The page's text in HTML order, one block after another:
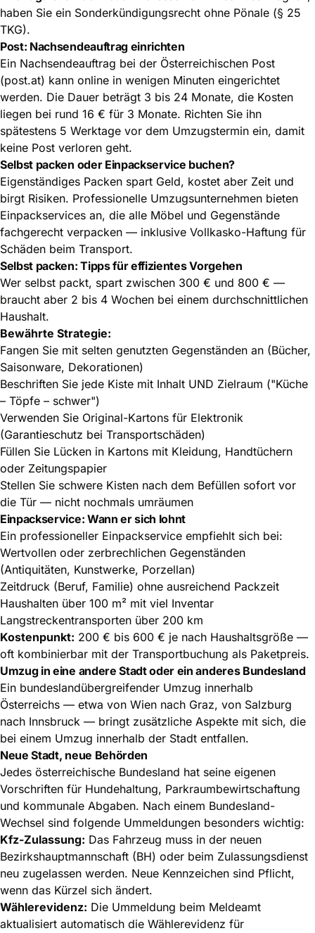
haben Sie ein Sonderkündigungsrecht ohne Pönale (§ 25
TKG).
Post: Nachsendeauftrag einrichten
Ein Nachsendeauftrag bei der Österreichischen Post
(post.at) kann online in wenigen Minuten eingerichtet
werden. Die Dauer beträgt 3 bis 24 Monate, die Kosten
liegen bei rund 16 € für 3 Monate. Richten Sie ihn
spätestens 5 Werktage vor dem Umzugstermin ein, damit
keine Post verloren geht.
Selbst packen oder Einpackservice buchen?
Eigenständiges Packen spart Geld, kostet aber Zeit und
birgt Risiken. Professionelle Umzugsunternehmen bieten
Einpackservices an, die alle Möbel und Gegenstände
fachgerecht verpacken — inklusive Vollkasko-Haftung für
Schäden beim Transport.
Selbst packen: Tipps für effizientes Vorgehen
Wer selbst packt, spart zwischen 300 € und 800 € —
braucht aber 2 bis 4 Wochen bei einem durchschnittlichen
Haushalt.
Bewährte Strategie:
Fangen Sie mit selten genutzten Gegenständen an (Bücher,
Saisonware, Dekorationen)
Beschriften Sie jede Kiste mit Inhalt UND Zielraum ("Küche
– Töpfe – schwer")
Verwenden Sie Original-Kartons für Elektronik
(Garantieschutz bei Transportschäden)
Füllen Sie Lücken in Kartons mit Kleidung, Handtüchern
oder Zeitungspapier
Stellen Sie schwere Kisten nach dem Befüllen sofort vor
die Tür — nicht nochmals umräumen
Einpackservice: Wann er sich lohnt
Ein professioneller Einpackservice empfiehlt sich bei:
Wertvollen oder zerbrechlichen Gegenständen
(Antiquitäten, Kunstwerke, Porzellan)
Zeitdruck (Beruf, Familie) ohne ausreichend Packzeit
Haushalten über 100 m² mit viel Inventar
Langstreckentransporten über 200 km
Kostenpunkt: 200 € bis 600 € je nach Haushaltsgröße —
oft kombinierbar mit der Transportbuchung als Paketpreis.
Umzug in eine andere Stadt oder ein anderes Bundesland
Ein bundeslandübergreifender Umzug innerhalb
Österreichs — etwa von Wien nach Graz, von Salzburg
nach Innsbruck — bringt zusätzliche Aspekte mit sich, die
bei einem Umzug innerhalb der Stadt entfallen.
Neue Stadt, neue Behörden
Jedes österreichische Bundesland hat seine eigenen
Vorschriften für Hundehaltung, Parkraumbewirtschaftung
und kommunale Abgaben. Nach einem Bundesland-
Wechsel sind folgende Ummeldungen besonders wichtig:
Kfz-Zulassung: Das Fahrzeug muss in der neuen
Bezirkshauptmannschaft (BH) oder beim Zulassungsdienst
neu zugelassen werden. Neue Kennzeichen sind Pflicht,
wenn das Kürzel sich ändert.
Wählerevidenz: Die Ummeldung beim Meldeamt
aktualisiert automatisch die Wählerevidenz für